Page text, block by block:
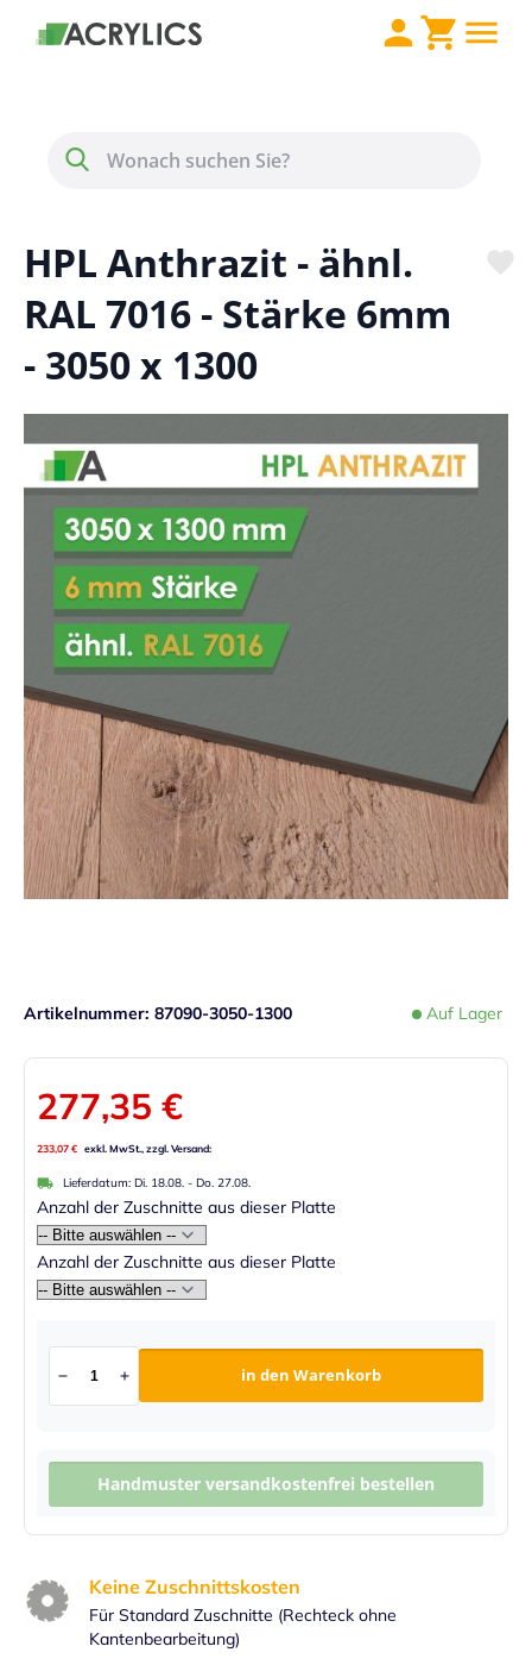
Menü
HPL Anthrazit - ähnl.
RAL 7016 - Stärke 6mm
- 3050 x 1300
Auf Lager
Artikelnummer 87090-3050-1300
Anzahl der Zuschnitte aus dieser Platte
Anzahl der Zuschnitte aus dieser Platte
in den Warenkorb
Handmuster versandkostenfrei bestellen
277,35 €
233,07 €
Lieferdatum: Di. 18.08. - Do. 27.08.
Keine Zuschnittskosten
Für Standard Zuschnitte (Rechteck ohne
Kantenbearbeitung)